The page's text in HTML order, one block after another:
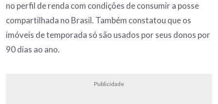
no perfil de renda com condições de consumir a posse
compartilhada no Brasil. Também constatou que os
imóveis de temporada só são usados por seus donos por
90 dias ao ano.
Publicidade